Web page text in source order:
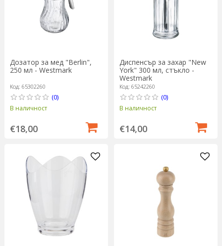
Дозатор за мед "Berlin",
250 мл - Westmark
Код: 65302260
(0)
В наличност
€18,00
Диспенсър за захар "New
York" 300 мл, стъкло -
Westmark
Код: 65242260
(0)
В наличност
€14,00